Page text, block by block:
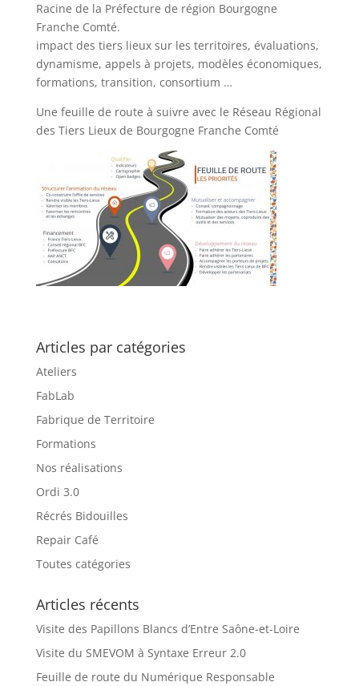
Racine de la Préfecture de région Bourgogne
Franche Comté.
impact des tiers lieux sur les territoires, évaluations,
dynamisme, appels à projets, modèles économiques,
formations, transition, consortium …
Une feuille de route à suivre avec le Réseau Régional
des Tiers Lieux de Bourgogne Franche Comté
Articles par catégories
Ateliers
FabLab
Fabrique de Territoire
Formations
Nos réalisations
Ordi 3.0
Récrés Bidouilles
Repair Café
Toutes catégories
Articles récents
Visite des Papillons Blancs d’Entre Saône-et-Loire
Visite du SMEVOM à Syntaxe Erreur 2.0
Feuille de route du Numérique Responsable